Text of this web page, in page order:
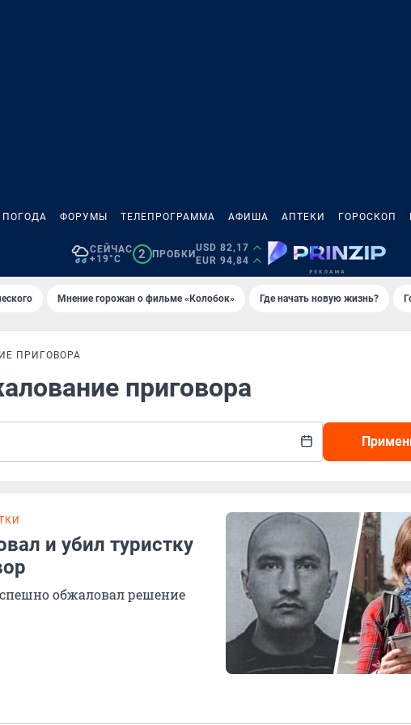
ПОГОДА ФОРУМЫ ТЕЛЕПРОГРАММА АФИША АПТЕКИ ГОРОСКОП
СЕЙЧАС
+19°C
2 ПРОБКИ
USD 82,17
EUR 94,84
Мнение горожан о фильме «Колобок» Где начать новую жизнь?
ПРИГОВОРА
приговора
и убил туристку
обжаловал решение